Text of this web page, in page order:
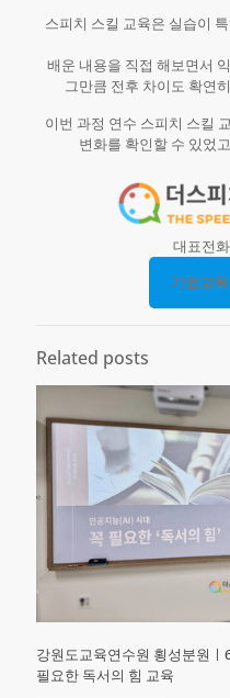
스피치 스킬 교육은 실습이
배운 내용을 직접 해보면서
그만큼 전후 차이도 확연
이번 과정 연수 스피치 스킬
변화를 확인할 수 있었
대표전
기업교
Related posts
강원도교육연수원 횡성분원
필요한 독서의 힘 교육